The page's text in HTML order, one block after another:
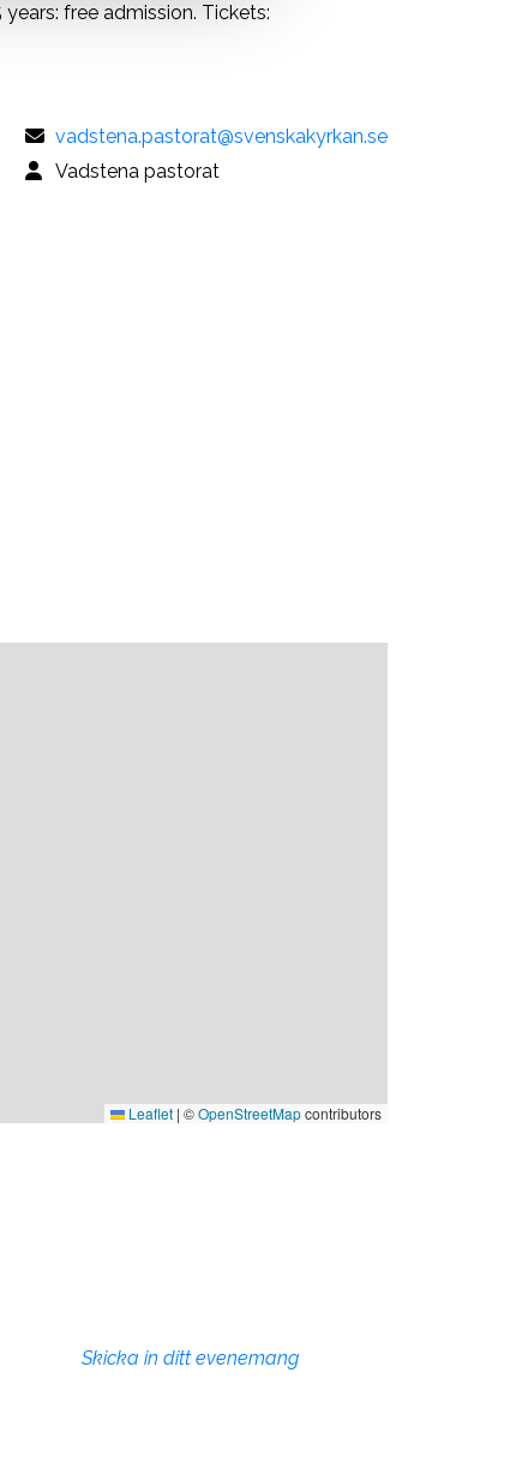
free admission. Tickets:
vadstena.pastorat@svenskakyrkan.se
Vadstena pastorat
Leaflet | ©OpenStreetMapcontributors
Skicka in ditt evenemang